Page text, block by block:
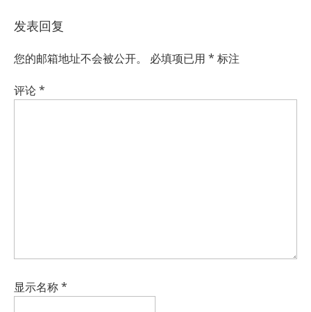
发表回复
您的邮箱地址不会被公开。 必填项已用 * 标注
评论*
显示名称*